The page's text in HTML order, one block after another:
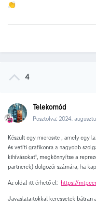
👏
4
Telekomód
Posztolva: 2024.
Készült egy microsite , amely egy
és vetíti grafikonra a nagyobb
kihívásokat", megkönnyítse a
partnerek) dolgozói számára, ha
Az oldal itt érhető el: https://
Javaslataitokkal keressetek bátran